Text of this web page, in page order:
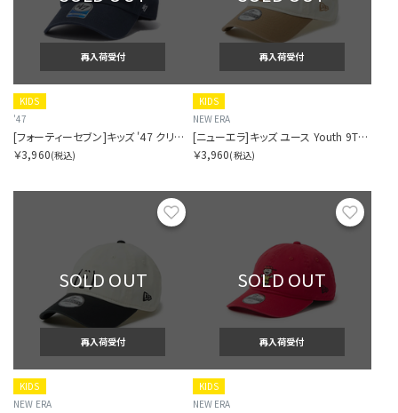
再入荷受付
KIDS
'47
[フォーティーセブン]キッズ '47 クリーンナップ ニューヨーク・ヤンキース CRITTER ネイビー
￥3,960(税込)
再入荷受付
KIDS
NEW ERA
[ニューエラ]キッズ ユース Youth 9TWENTY Vintage PEANUTS ピーナッツ 2-Tone クロームホワイト/カーキ
￥3,960(税込)
お気に入り
SOLD OUT
再入荷受付
KIDS
NEW ERA
SOLD OUT
再入荷受付
KIDS
NEW ERA